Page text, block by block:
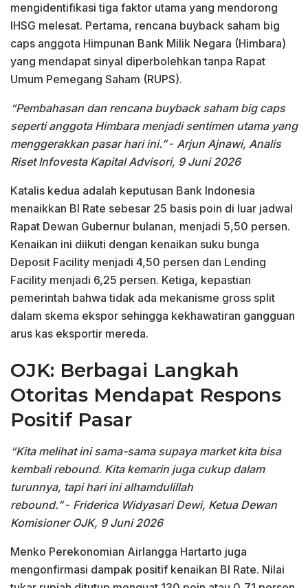
mengidentifikasi tiga faktor utama yang mendorong
IHSG melesat. Pertama, rencana buyback saham big
caps anggota Himpunan Bank Milik Negara (Himbara)
yang mendapat sinyal diperbolehkan tanpa Rapat
Umum Pemegang Saham (RUPS).
“Pembahasan dan rencana buyback saham big caps
seperti anggota Himbara menjadi sentimen utama yang
menggerakkan pasar hari ini.”- Arjun Ajnawi, Analis
Riset Infovesta Kapital Advisori, 9 Juni 2026
Katalis kedua adalah keputusan Bank Indonesia
menaikkan BI Rate sebesar 25 basis poin di luar jadwal
Rapat Dewan Gubernur bulanan, menjadi 5,50 persen.
Kenaikan ini diikuti dengan kenaikan suku bunga
Deposit Facility menjadi 4,50 persen dan Lending
Facility menjadi 6,25 persen. Ketiga, kepastian
pemerintah bahwa tidak ada mekanisme gross split
dalam skema ekspor sehingga kekhawatiran gangguan
arus kas eksportir mereda.
OJK: Berbagai Langkah
Otoritas Mendapat Respons
Positif Pasar
“Kita melihat ini sama-sama supaya market kita bisa
kembali rebound. Kita kemarin juga cukup dalam
turunnya, tapi hari ini alhamdulillah
rebound.”- Friderica Widyasari Dewi, Ketua Dewan
Komisioner OJK, 9 Juni 2026
Menko Perekonomian Airlangga Hartarto juga
mengonfirmasi dampak positif kenaikan BI Rate. Nilai